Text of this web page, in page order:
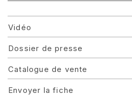
Vidéo
Dossier de presse
Catalogue de vente
Envoyer la fiche